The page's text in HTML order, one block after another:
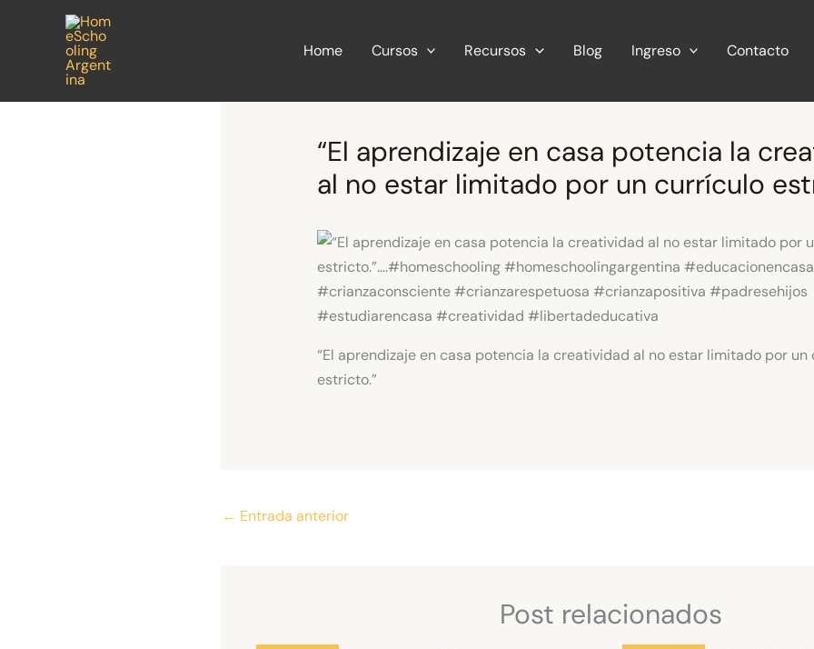
Home Cursos Recursos Blog Ingreso Contacto
“El aprendizaje en casa potencia la
al no estar limitado por un currículo
“El aprendizaje en casa potencia la creatividad al no estar limitado por un
estricto.”
← Entrada anterior
Post relacionados